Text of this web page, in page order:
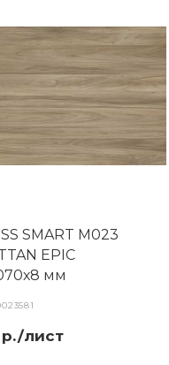
SMART M023
EPIC
мм
лист